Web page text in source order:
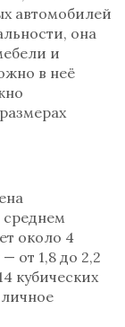
автомобилей
она
и
в неё
около 4
от 1,8 до 2,2
кубических